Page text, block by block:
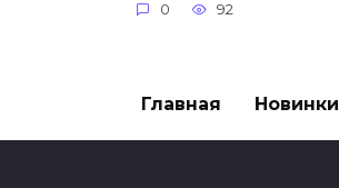
0 92
Главная Новинки